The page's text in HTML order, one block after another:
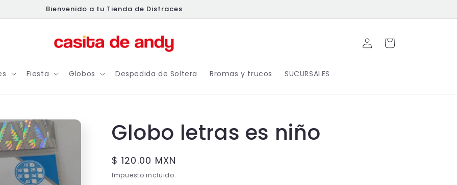
Bienvenido a tu Tienda de Disfraces
Fiesta Globos Despedida de Soltera Bromas y trucos SUCURSALES
Iniciar
sesión
Carrito
Globo letras es niño
Precio
habitual
$ 120.00 MXN
Impuesto incluido.